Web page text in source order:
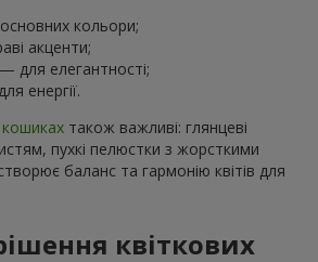
кольори;
акценти;
— для елегантності;
енергії.
кошиках також важливі: глянцеві
пухкі пелюстки з жорсткими
баланс та гармонію квітів для
квіткових